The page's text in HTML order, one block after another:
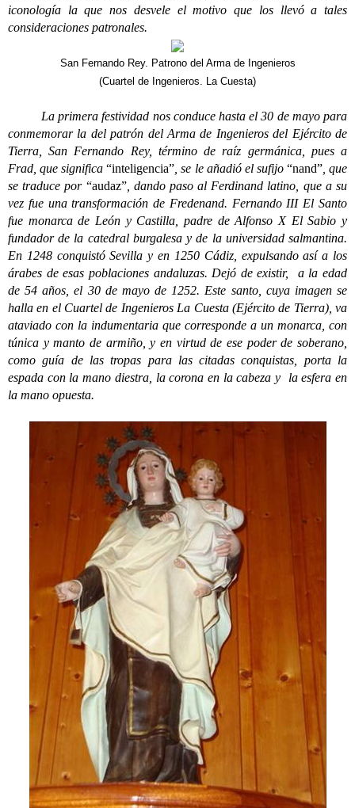
iconología la que nos desvele el motivo que los llevó a tales
consideraciones patronales.
San Fernando Rey. Patrono del Arma de Ingenieros
(Cuartel de Ingenieros. La Cuesta)
La primera festividad nos conduce hasta el 30 de mayo para
conmemorar la del patrón del Arma de Ingenieros del Ejército de
Tierra, San Fernando Rey, término de raíz germánica, pues a
Frad, que significa“inteligencia” , se le añadió el sufijo “nand”, que
se traduce por “audaz”, dando paso al Ferdinand latino, que a su
vez fue una transformación de Fredenand. Fernando III El Santo
fue monarca de León y Castilla, padre de Alfonso X El Sabio y
fundador de la catedral burgalesa y de la universidad salmantina.
En 1248 conquistó Sevilla y en 1250 Cádiz, expulsando así a los
árabes de esas poblaciones andaluzas. Dejó de existir, a la edad
de 54 años, el 30 de mayo de 1252. Este santo, cuya imagen se
halla en el Cuartel de Ingenieros La Cuesta (Ejército de Tierra), va
ataviado con la indumentaria que corresponde a un monarca, con
túnica y manto de armiño, y en virtud de ese poder de soberano,
como guía de las tropas para las citadas conquistas, porta la
espada con la mano diestra, la corona en la cabeza y la esfera en
la mano opuesta.